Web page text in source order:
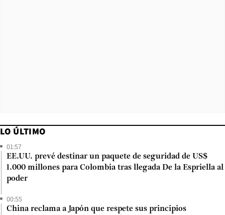
LO ÚLTIMO
01:57
EE.UU. prevé destinar un paquete de seguridad de US$
1.000 millones para Colombia tras llegada De la Espriella al
poder
00:55
China reclama a Japón que respete sus principios